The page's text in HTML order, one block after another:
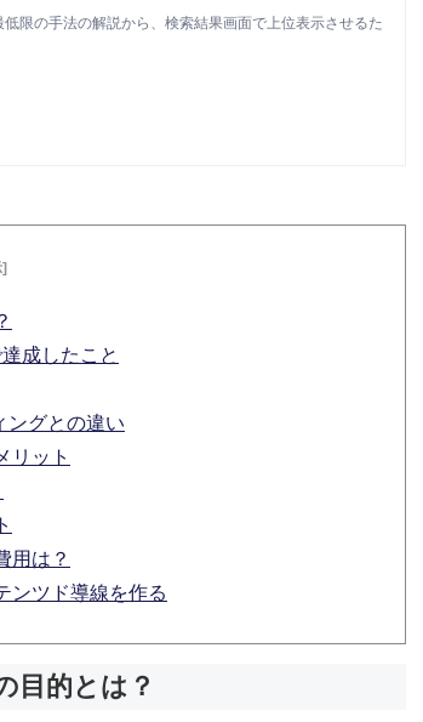
限の手法の解説から、検索結果画面で上位表示させるた
成したこと
ングとの違い
リット
用は？
ンツド導線を作る
目的とは？